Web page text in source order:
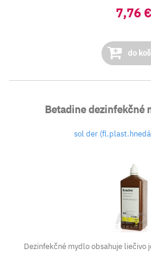
7,76 €
do
Betadine dezinfekčné
sol der
Dezinfekčné mydlo obsahuje liečivo